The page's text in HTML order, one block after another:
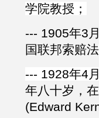
学院教授；
--- 1905年3
国联邦索赔
--- 1928年4
年八十岁，在
(Edward